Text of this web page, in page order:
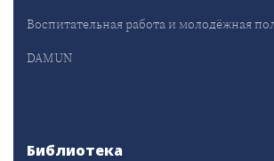
Воспитательная работа и молодёжная
DAMUN
Библиотека